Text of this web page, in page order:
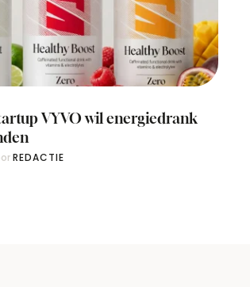
VYVO wil energiedrank
REDACTIE